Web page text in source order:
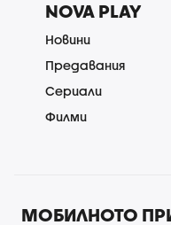
NOVA PLAY
Новини
Предавания
Сериали
Филми
МОБИЛНОТО